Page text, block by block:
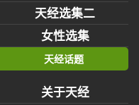
天经选集二
女性选集
天经话题
关于天经